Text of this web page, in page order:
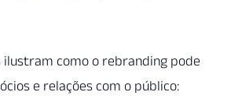
ilustram como o rebranding pode
e relações com o público: